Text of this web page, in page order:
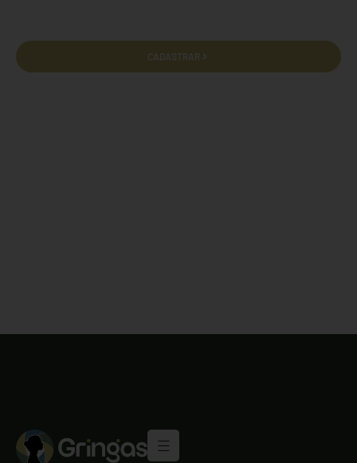
CADASTRAR